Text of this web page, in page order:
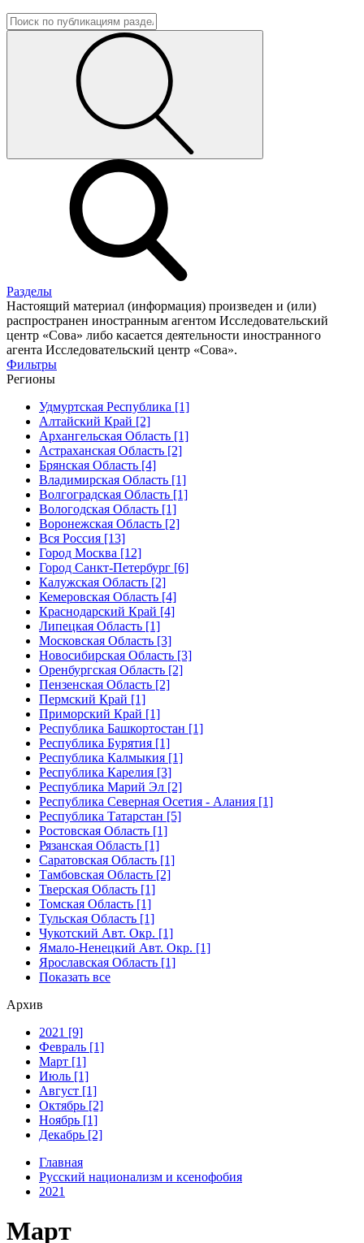
Разделы
Настоящий материал (информация) произведен и (или)
распространен иностранным агентом Исследовательский
центр «Сова» либо касается деятельности иностранного
агента Исследовательский центр «Сова».
Фильтры
Регионы
Удмуртская Республика [1]
Алтайский Край [2]
Архангельская Область [1]
Астраханская Область [2]
Брянская Область [4]
Владимирская Область [1]
Волгоградская Область [1]
Вологодская Область [1]
Воронежская Область [2]
Вся Россия [13]
Город Москва [12]
Город Санкт-Петербург [6]
Калужская Область [2]
Кемеровская Область [4]
Краснодарский Край [4]
Липецкая Область [1]
Московская Область [3]
Новосибирская Область [3]
Оренбургская Область [2]
Пензенская Область [2]
Пермский Край [1]
Приморский Край [1]
Республика Башкортостан [1]
Республика Бурятия [1]
Республика Калмыкия [1]
Республика Карелия [3]
Республика Марий Эл [2]
Республика Северная Осетия - Алания [1]
Республика Татарстан [5]
Ростовская Область [1]
Рязанская Область [1]
Саратовская Область [1]
Тамбовская Область [2]
Тверская Область [1]
Томская Область [1]
Тульская Область [1]
Чукотский Авт. Окр. [1]
Ямало-Ненецкий Авт. Окр. [1]
Ярославская Область [1]
Показать все
Архив
2021 [9]
Февраль [1]
Март [1]
Июль [1]
Август [1]
Октябрь [2]
Ноябрь [1]
Декабрь [2]
Главная
Русский национализм и ксенофобия
2021
Март